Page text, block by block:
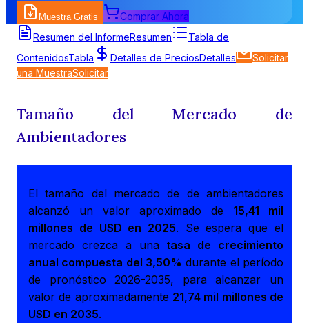
Muestra Gratis
Comprar Ahora
Resumen del InformeResumen
Tabla de
ContenidosTabla Detalles de PreciosDetalles
Solicitar
una MuestraSolicitar
Tamaño del Mercado de
Ambientadores
El tamaño del mercado de de ambientadores
alcanzó un valor aproximado de 15,41 mil
millones de USD en 2025. Se espera que el
mercado crezca a una tasa de crecimiento
anual compuesta del 3,50% durante el período
de pronóstico 2026-2035, para alcanzar un
valor de aproximadamente 21,74 mil millones de
USD en 2035.